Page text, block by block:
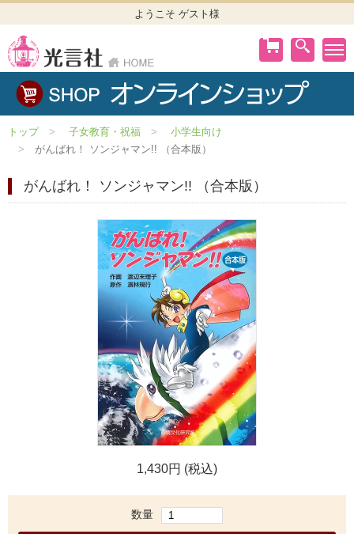
ようこそ ゲスト様
トップ 子女教育・祝福
小学生向け
がんばれ！ ソンジャマン!! （合本版）
がんばれ！ ソンジャマン!! （合本版）
1,430円 (税込)
数量